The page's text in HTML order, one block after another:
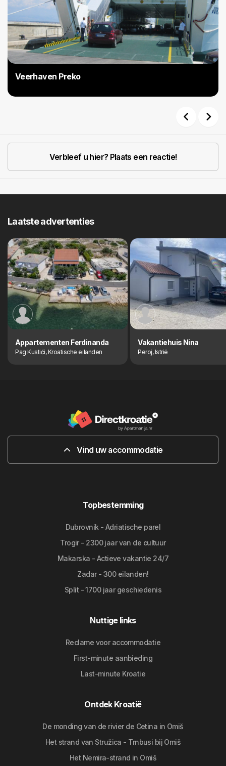
Veerhaven Preko
Verbleef u hier? Plaats een reactie!
Laatste advertenties
Appartementen Ferdinanda
Pag Kustići, Kroatische eilanden
Vakantiehuis Nina
Peroj, Istrië
Vind uw accommodatie
Topbestemming
Dubrovnik - Adriatische parel
Trogir - 2300 jaar van de cultuur
Makarska - Actieve vakantie 24/7
Zadar - 300 eilanden!
Split - 1700 jaar geschiedenis
Nuttige links
Reclame voor accommodatie
First-minute aanbieding
Last-minute Kroatie
Ontdek Kroatië
De monding van de rivier de Cetina in Omiš
Het strand van Stružica - Trnbusi bij Omiš
Het Nemira-strand in Omiš